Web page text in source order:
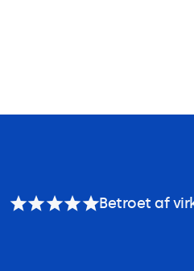
Betroet af